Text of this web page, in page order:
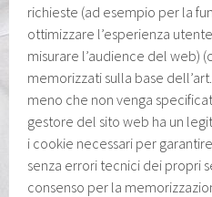
richieste (ad esempio per la
ottimizzare l’esperienza
misurare l’audience del web)
memorizzati sulla base
meno che non venga
gestore del sito web ha un
i cookie necessari per
senza errori tecnici dei propri
consenso per la